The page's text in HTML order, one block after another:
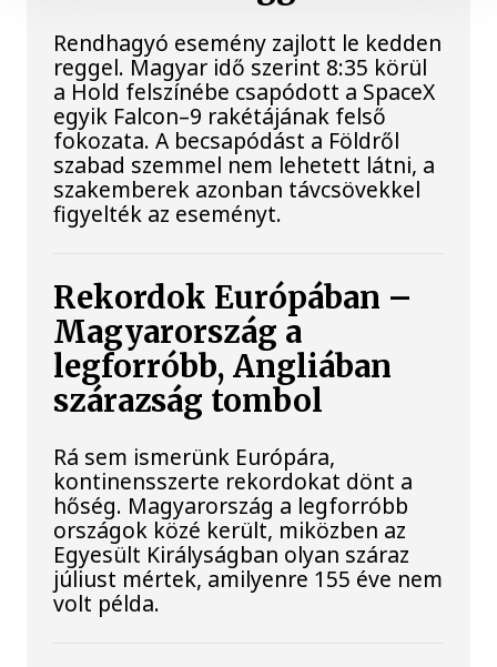
Rendhagyó esemény zajlott le kedden
reggel. Magyar idő szerint 8:35 körül
a Hold felszínébe csapódott a SpaceX
egyik Falcon–9 rakétájának felső
fokozata. A becsapódást a Földről
szabad szemmel nem lehetett látni, a
szakemberek azonban távcsövekkel
figyelték az eseményt.
Rekordok Európában –
Magyarország a
legforróbb, Angliában
szárazság tombol
Rá sem ismerünk Európára,
kontinensszerte rekordokat dönt a
hőség. Magyarország a legforróbb
országok közé került, miközben az
Egyesült Királyságban olyan száraz
júliust mértek, amilyenre 155 éve nem
volt példa.